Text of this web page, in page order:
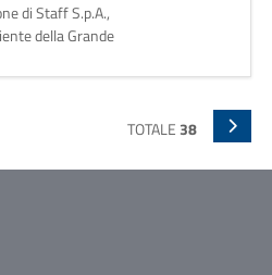
di Staff S.p.A.,
della Grande
figura di: CAPO
un professionista della
TOTALE 38